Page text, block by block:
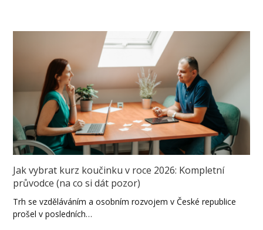
Jak vybrat kurz koučinku v roce 2026: Kompletní
průvodce (na co si dát pozor)
Trh se vzděláváním a osobním rozvojem v České republice
prošel v posledních…